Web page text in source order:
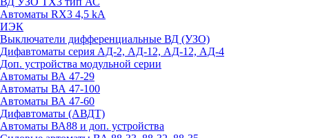
Автоматы RX3 4,5 kA
ИЭК
Выключатели дифференциальные ВД (УЗО)
Дифавтоматы серия АД-2, АД-12, АД-12, АД-4
Доп. устройства модульной серии
Автоматы ВА 47-29
Автоматы ВА 47-100
Автоматы ВА 47-60
Дифавтоматы (АВДТ)
Автоматы ВА88 и доп. устройства